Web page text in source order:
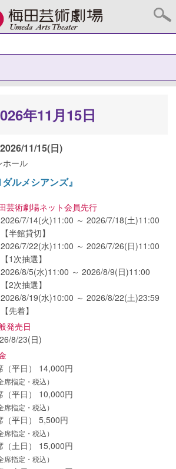
年11月15日
11/15(日)
ホール
ルメシアンズ』
芸術劇場ネット会員先行
2026/7/14(火)11:00 ～ 2026/7/18(土)11:00
【半館貸切】
2026/7/22(水)11:00 ～ 2026/7/26(日)11:00
【1次抽選】
2026/8/5(水)11:00 ～ 2026/8/9(日)11:00
【2次抽選】
2026/8/19(水)10:00 ～ 2026/8/22(土)23:59
【先着】
発売日
8/23(日)
（平日） 14,000円
席指定・税込）
（平日） 10,000円
席指定・税込）
（平日） 5,500円
席指定・税込）
（土日） 15,000円
席指定・税込）